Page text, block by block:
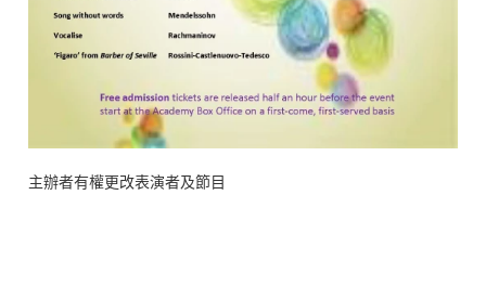
主辦者有權更改表演者及節目